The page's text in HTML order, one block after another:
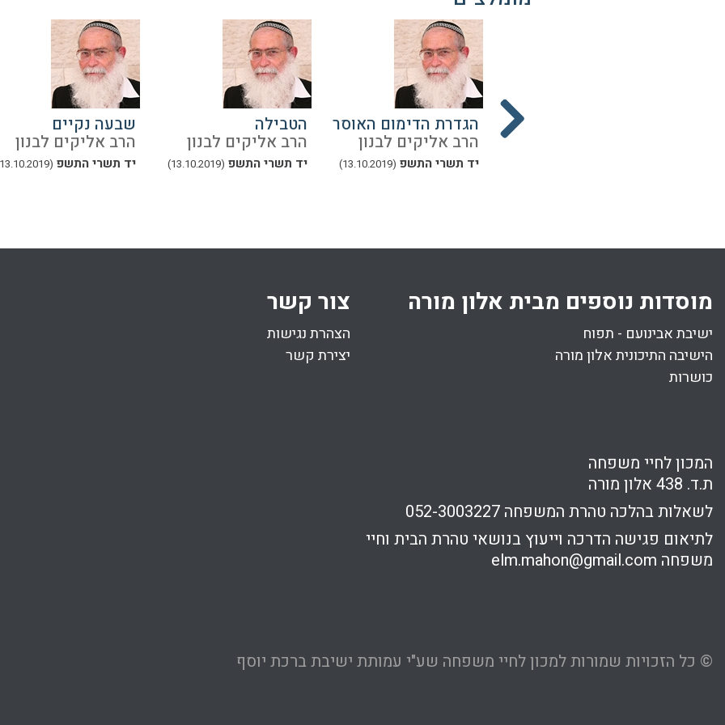
הגדרת הדימום האוסר
הרב אליקים לבנון
יד תשרי התשפ (13.10.2019)
הטבילה
הרב אליקים לבנון
יד תשרי התשפ (13.10.2019)
שבעה נקיים
הרב אליקים לבנון
יד תשרי התשפ (13.10.2019)
מוסדות נוספים מבית אלון מורה
ישיבת אבינועם - תפוח
הישיבה התיכונית אלון מורה
כושרות
צור קשר
הצהרת נגישות
יצירת קשר
המכון לחיי משפחה
ת.ד. 438 אלון מורה
לשאלות בהלכה טהרת המשפחה 052-3003227
לתיאום פגישה הדרכה וייעוץ בנושאי טהרת הבית וחיי
משפחה elm.mahon@gmail.com
© כל הזכויות שמורות למכון לחיי משפחה שע"י עמותת ישיבת ברכת יוסף